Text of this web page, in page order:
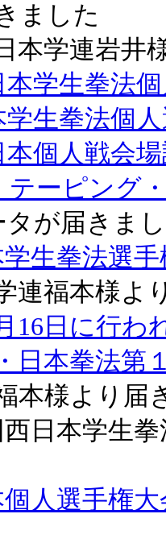
ました
本学連岩井
学生拳法
学生拳法個
個人戦会
テーピング
が届きま
生拳法選
連福本様よ
16日に行わ
日本拳法第
本様より届
日本学生
人選手権